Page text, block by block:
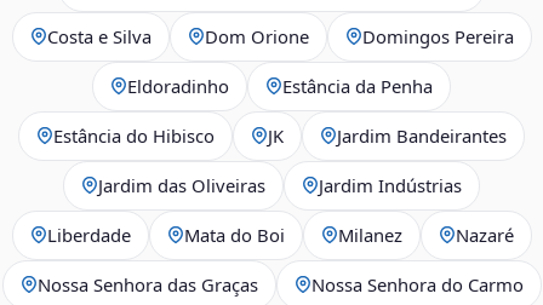
Costa e Silva Dom Orione Domingos Pereira
Eldoradinho Estância da Penha
Estância do Hibisco JK Jardim Bandeirantes
Jardim das Oliveiras Jardim Indústrias
Liberdade Mata do Boi Milanez Nazaré
Nossa Senhora das Graças Nossa Senhora do Carmo